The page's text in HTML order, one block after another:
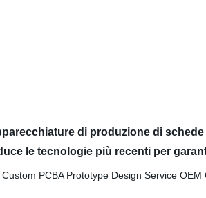
di produzione di
le tecnologie più recenti per